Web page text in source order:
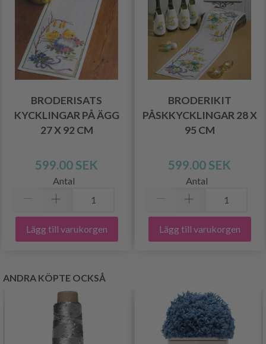
BRODERISATS
KYCKLINGAR PÅ ÄGG
27 X 92 CM
599.00 SEK
Antal
Lägg till varukorgen
BRODERIKIT
PÅSKKYCKLINGAR 28 X
95 CM
599.00 SEK
Antal
Lägg till varukorgen
ANDRA KÖPTE OCKSÅ